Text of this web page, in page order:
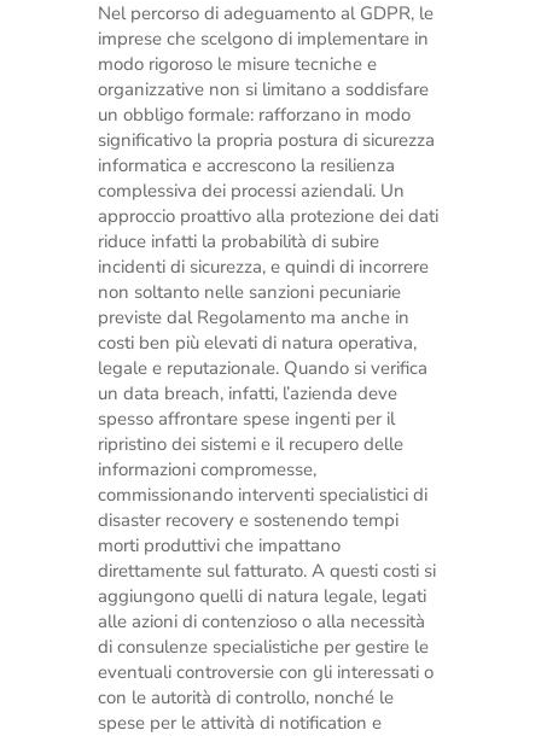
Nel percorso di adeguamento al GDPR, le
imprese che scelgono di implementare in
modo rigoroso le misure tecniche e
organizzative non si limitano a soddisfare
un obbligo formale: rafforzano in modo
significativo la propria postura di sicurezza
informatica e accrescono la resilienza
complessiva dei processi aziendali. Un
approccio proattivo alla protezione dei dati
riduce infatti la probabilità di subire
incidenti di sicurezza, e quindi di incorrere
non soltanto nelle sanzioni pecuniarie
previste dal Regolamento ma anche in
costi ben più elevati di natura operativa,
legale e reputazionale. Quando si verifica
un data breach, infatti, l’azienda deve
spesso affrontare spese ingenti per il
ripristino dei sistemi e il recupero delle
informazioni compromesse,
commissionando interventi specialistici di
disaster recovery e sostenendo tempi
morti produttivi che impattano
direttamente sul fatturato. A questi costi si
aggiungono quelli di natura legale, legati
alle azioni di contenzioso o alla necessità
di consulenze specialistiche per gestire le
eventuali controversie con gli interessati o
con le autorità di controllo, nonché le
spese per le attività di notification e